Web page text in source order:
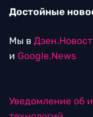
Достойные
Мы в
и Google.News
Уведомление об